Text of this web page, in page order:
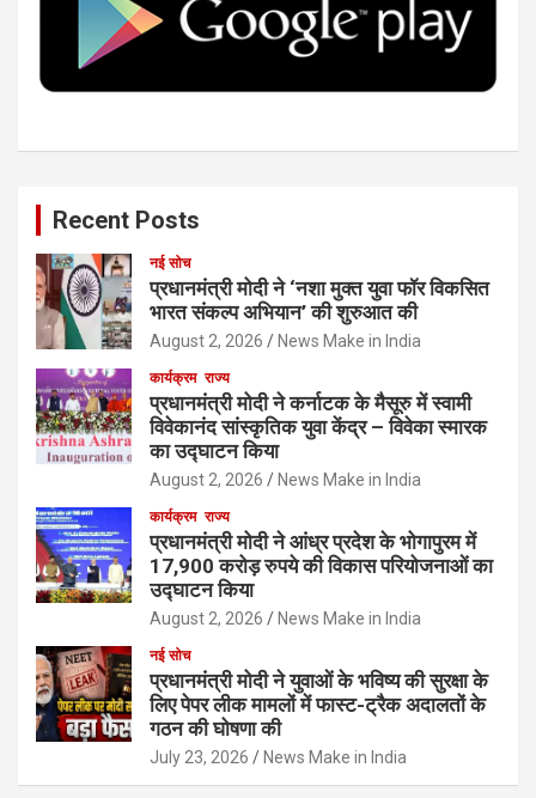
o
k
r I
n
e
Recent Posts
नई सोच
प्रधानमंत्री मोदी ने ‘नशा मुक्त युवा फॉर विकसित
भारत संकल्प अभियान’ की शुरुआत की
August 2, 2026 News Make in India
कार्यक्रम राज्य
प्रधानमंत्री मोदी ने कर्नाटक के मैसूरु में स्वामी
विवेकानंद सांस्कृतिक युवा केंद्र – विवेका स्मारक
का उद्घाटन किया
August 2, 2026 News Make in India
कार्यक्रम राज्य
प्रधानमंत्री मोदी ने आंध्र प्रदेश के भोगापुरम में
17,900 करोड़ रुपये की विकास परियोजनाओं का
उद्घाटन किया
August 2, 2026 News Make in India
नई सोच
प्रधानमंत्री मोदी ने युवाओं के भविष्य की सुरक्षा के
लिए पेपर लीक मामलों में फास्ट-ट्रैक अदालतों के
गठन की घोषणा की
July 23, 2026 News Make in India